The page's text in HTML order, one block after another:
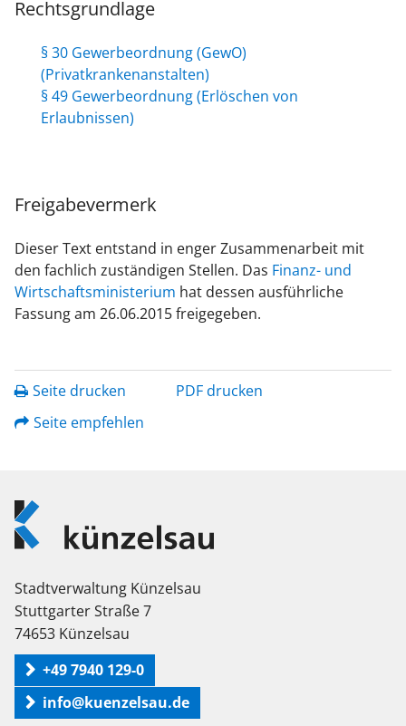
Rechtsgrundlage
§ 30 Gewerbeordnung (GewO)
(Privatkrankenanstalten)
§ 49 Gewerbeordnung (Erlöschen von
Erlaubnissen)
Freigabevermerk
Dieser Text entstand in enger Zusammenarbeit mit
den fachlich zuständigen Stellen. Das Finanz- und
Wirtschaftsministerium hat dessen ausführliche
Fassung am 26.06.2015 freigegeben.
Seite drucken
PDF drucken
Seite empfehlen
Logo
Künzelsau
Stadtverwaltung Künzelsau
Stuttgarter Straße 7
74653 Künzelsau
+49 7940 129-0
info@kuenzelsau.de